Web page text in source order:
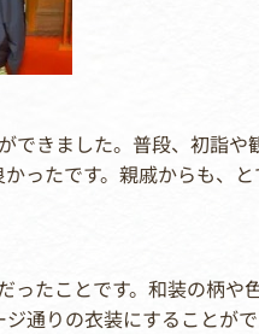
できました。普段、初詣や
ったです。親戚からも、
ったことです。和装の柄や
通りの衣装にすることがで